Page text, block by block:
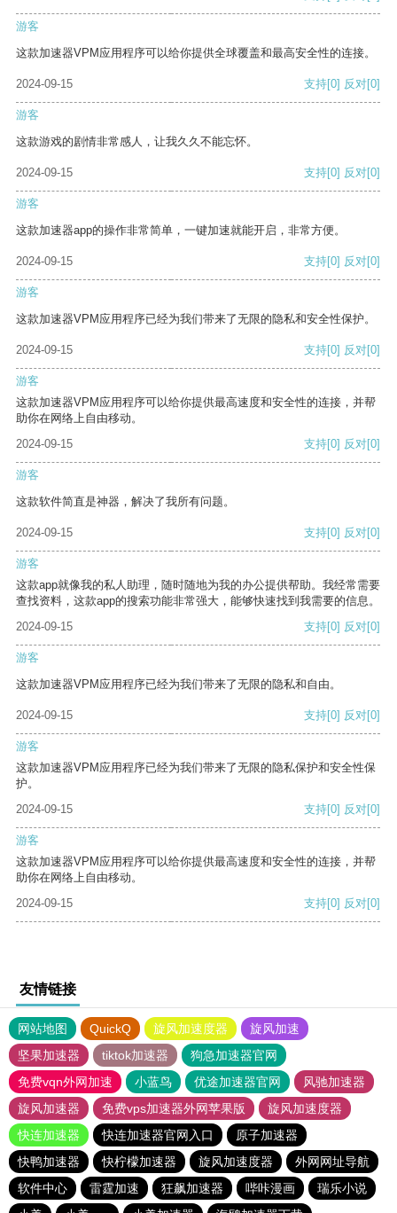
游客
这款加速器VPM应用程序可以给你提供全球覆盖和最高安全性的连接。
2024-09-15 支持[0] 反对[0]
游客
这款游戏的剧情非常感人，让我久久不能忘怀。
2024-09-15 支持[0] 反对[0]
游客
这款加速器app的操作非常简单，一键加速就能开启，非常方便。
2024-09-15 支持[0] 反对[0]
游客
这款加速器VPM应用程序已经为我们带来了无限的隐私和安全性保护。
2024-09-15 支持[0] 反对[0]
游客
这款加速器VPM应用程序可以给你提供最高速度和安全性的连接，并帮
助你在网络上自由移动。
2024-09-15
支持[0] 反对[0]
游客
这款软件简直是神器，解决了我所有问题。
2024-09-15 支持[0] 反对[0]
游客
这款app就像我的私人助理，随时随地为我的办公提供帮助。我经常需要
查找资料，这款app的搜索功能非常强大，能够快速找到我需要的信息。
2024-09-15
支持[0] 反对[0]
游客
这款加速器VPM应用程序已经为我们带来了无限的隐私和自由。
2024-09-15 支持[0] 反对[0]
游客
这款加速器VPM应用程序已经为我们带来了无限的隐私保护和安全性保
护。
2024-09-15
支持[0] 反对[0]
游客
这款加速器VPM应用程序可以给你提供最高速度和安全性的连接，并帮
助你在网络上自由移动。
2024-09-15
支持[0] 反对[0]
友情链接
网站地图 QuickQ 旋风加速度器
旋风加速
坚果加速器
tiktok加速器
狗急加速器官网
免费vqn外网加速
小蓝鸟 优途加速器官网
风驰加速器
旋风加速器
免费vps加速器外网苹果版
旋风加速度器
快连加速器
快连加速器官网入口
原子加速器
快鸭加速器
快柠檬加速器 旋风加速度器
外网网址导航
软件中心
雷霆加速 狂飙加速器 哔咔漫画
瑞乐小说